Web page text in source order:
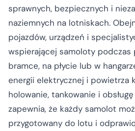
sprawnych, bezpiecznych i
naziemnych na lotniskach.
pojazdów, urządzeń i
wspierającej samoloty podczas
bramce, na płycie lub w
energii elektrycznej i powietrza
holowanie, tankowanie i obsługę
zapewnia, że każdy samolot
przygotowany do lotu i